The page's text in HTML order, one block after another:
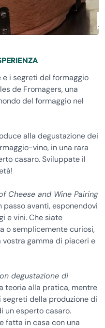
i segreti del formaggio
de Fromagers, una
del formaggio nel
alla degustazione dei
vino, in una rara
casaro. Sviluppate il
Cheese and Wine Pairing
avanti, esponendovi
e vini. Che siate
o semplicemente curiosi,
gamma di piaceri e
degustazione di
teoria alla pratica, mentre
della produzione di
un esperto casaro.
fatta in casa con una